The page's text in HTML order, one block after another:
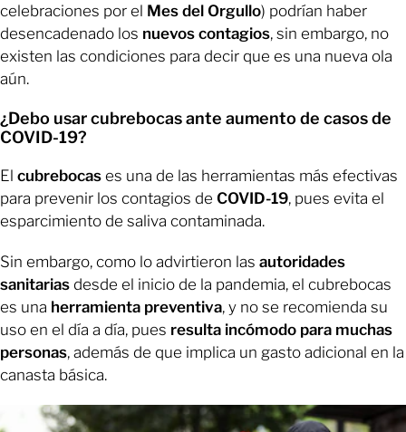
celebraciones por el Mes del Orgullo) podrían haber
desencadenado los nuevos contagios, sin embargo, no
existen las condiciones para decir que es una nueva ola
aún.
¿Debo usar cubrebocas ante aumento de casos de
COVID-19?
El cubrebocas es una de las herramientas más efectivas
para prevenir los contagios de COVID-19, pues evita el
esparcimiento de saliva contaminada.
Sin embargo, como lo advirtieron las autoridades
sanitarias desde el inicio de la pandemia, el cubrebocas
es una herramienta preventiva, y no se recomienda su
uso en el día a día, pues resulta incómodo para muchas
personas, además de que implica un gasto adicional en la
canasta básica.